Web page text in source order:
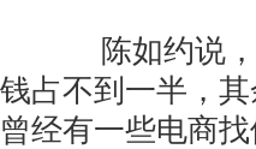
陈如约说，
钱占不到一半，
曾经有一些电商